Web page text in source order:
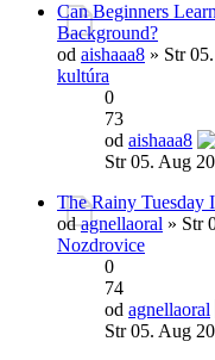
Can Beginners
Background?
od aishaaa8 » Str
kultúra
0
73
od aishaaa8
Str 05. Aug
The Rainy Tuesday
odagnellaoral » Str
Nozdrovice
0
74
od agnellaoral
Str 05. Aug